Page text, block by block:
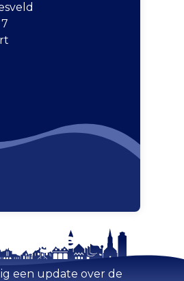
Kaart vergroten
een update over de